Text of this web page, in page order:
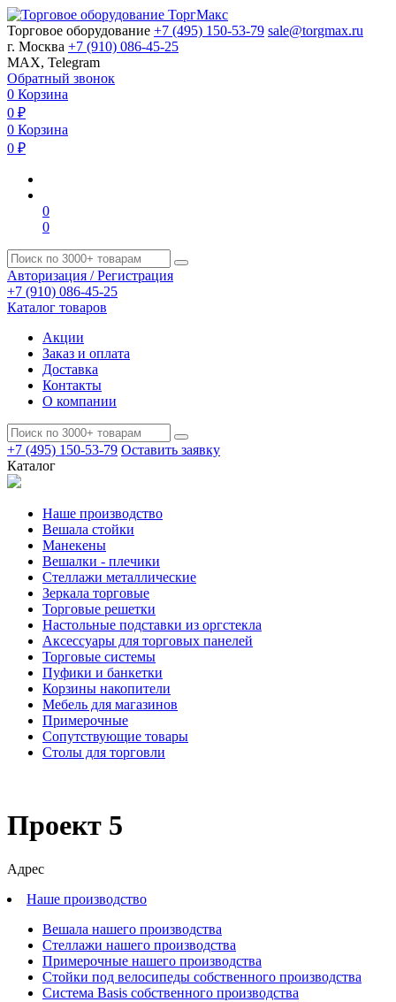
Торговое оборудование +7 (495) 150-53-79 sale@torgmax.ru
г. Москва +7 (910) 086-45-25
MAX, Telegram
Обратный звонок
0 Корзина
0 ₽
0 Корзина
0 ₽
0
0
Авторизация / Регистрация
+7 (910) 086-45-25
Каталог товаров
Акции
Заказ и оплата
Доставка
Контакты
О компании
+7 (495) 150-53-79 Оставить заявку
Каталог
Наше производство
Вешала стойки
Манекены
Вешалки - плечики
Стеллажи металлические
Зеркала торговые
Торговые решетки
Настольные подставки из оргстекла
Аксессуары для торговых панелей
Торговые системы
Пуфики и банкетки
Корзины накопители
Мебель для магазинов
Примерочные
Сопутствующие товары
Столы для торговли
Проект 5
Адрес
Наше производство
Вешала нашего производства
Стеллажи нашего производства
Примерочные нашего производства
Стойки под велосипеды собственного производства
Система Basis собственного производства